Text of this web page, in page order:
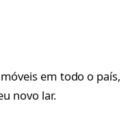
em todo o país,
novo lar.